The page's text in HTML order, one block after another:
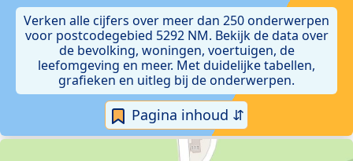
Verken alle cijfers over meer dan 250 onderwerpen
voor postcodegebied 5292 NM. Bekijk de data over
de bevolking, woningen, voertuigen, de
leefomgeving en meer. Met duidelijke tabellen,
grafieken en uitleg bij de onderwerpen.
Pagina inhoud ⇵